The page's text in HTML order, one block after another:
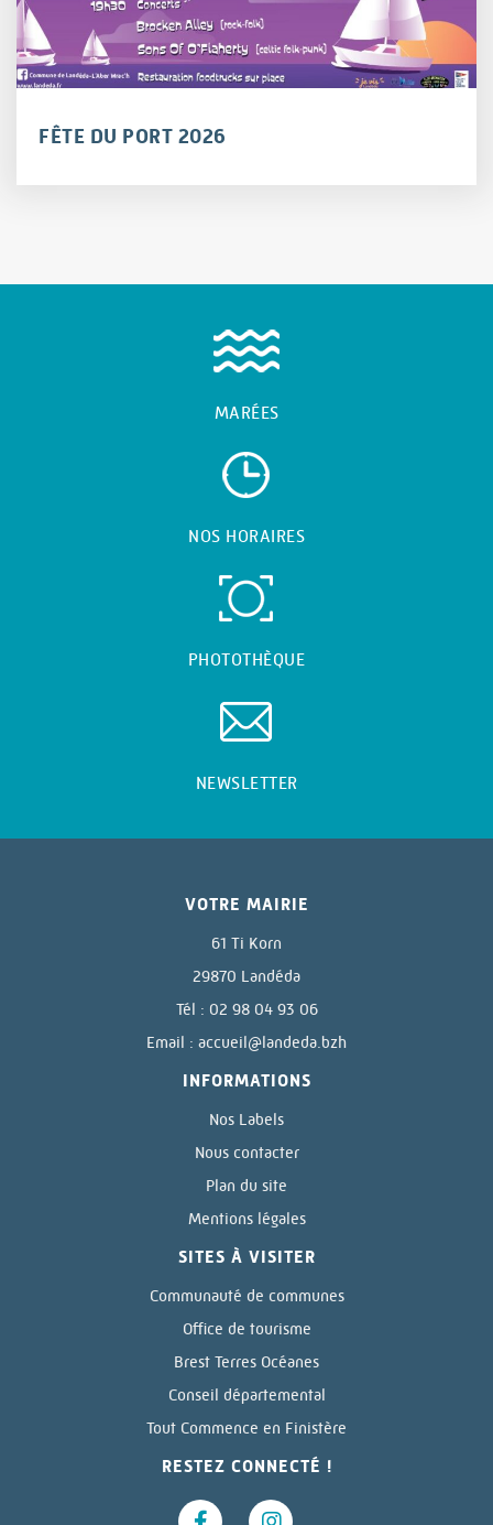
FÊTE DU PORT 2026
MARÉES
NOS HORAIRES
PHOTOTHÈQUE
NEWSLETTER
VOTRE MAIRIE
61 Ti Korn
29870 Landéda
Tél : 02 98 04 93 06
Email : accueil@landeda.bzh
INFORMATIONS
Nos Labels
Nous contacter
Plan du site
Mentions légales
SITES À VISITER
Communauté de communes
Office de tourisme
Brest Terres Océanes
Conseil départemental
Tout Commence en Finistère
RESTEZ CONNECTÉ !